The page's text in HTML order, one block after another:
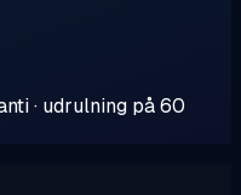
· udrulning på 60